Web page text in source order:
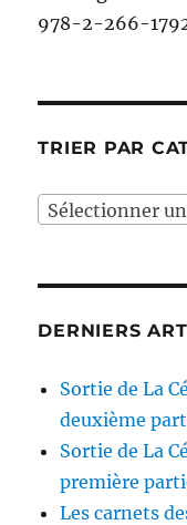
978-2-266-
TRIER PAR
Sélectionner
DERNIERS
Sortie de La
deuxième
Sortie de La
première
Les carnets